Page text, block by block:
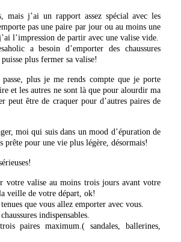
mais j’ai un rapport assez spécial avec les
pas une paire par jour ou au moins une
l’impression de partir avec une valise vide.
a besoin d’emporter des chaussures
plus fermer sa valise!
plus je me rends compte que je porte
et les autres ne sont là que pour alourdir ma
peut être de craquer pour d’autres paires de
moi qui suis dans un mood d’épuration de
prête pour une vie plus légère, désormais!
votre valise au moins trois jours avant votre
veille de votre départ, ok!
que vous allez emporter avec vous.
indispensables.
paires maximum.( sandales, ballerines,